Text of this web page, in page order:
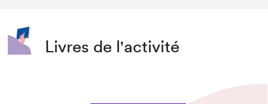
Livres de l'activité